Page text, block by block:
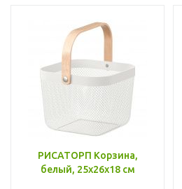
РИСАТОРП Корзина,
белый, 25x26x18 см